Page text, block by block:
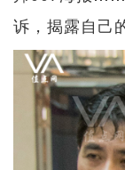
诉，揭露自